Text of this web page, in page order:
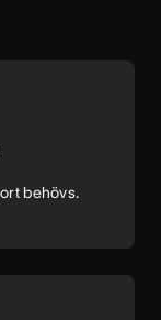
behövs.